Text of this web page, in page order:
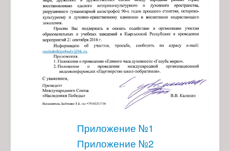
Приложение №1
Приложение №2